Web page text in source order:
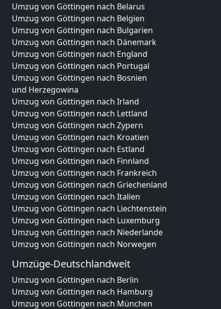
Umzug von Göttingen nach Belarus
Umzug von Göttingen nach Belgien
Umzug von Göttingen nach Bulgarien
Umzug von Göttingen nach Dänemark
Umzug von Göttingen nach England
Umzug von Göttingen nach Portugal
Umzug von Göttingen nach Bosnien
und Herzegowina
Umzug von Göttingen nach Irland
Umzug von Göttingen nach Lettland
Umzug von Göttingen nach Zypern
Umzug von Göttingen nach Kroatien
Umzug von Göttingen nach Estland
Umzug von Göttingen nach Finnland
Umzug von Göttingen nach Frankreich
Umzug von Göttingen nach Griechenland
Umzug von Göttingen nach Italien
Umzug von Göttingen nach Liechtenstein
Umzug von Göttingen nach Luxemburg
Umzug von Göttingen nach Niederlande
Umzug von Göttingen nach Norwegen
Umzüge-Deutschlandweit
Umzug von Göttingen nach Berlin
Umzug von Göttingen nach Hamburg
Umzug von Göttingen nach München